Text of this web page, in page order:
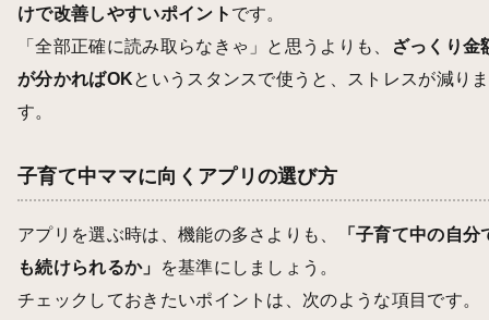
けで改善しやすいポイント です。
「全部正確に読み取らなきゃ」と思うよりも、
ざっくり金
が分かればOKというスタンスで使うと、ストレスが減りま
す。
子育て中ママに向くアプリの選び方
アプリを選ぶ時は、機能の多さよりも、
「子育て中の自分
も続けられるか」
を基準にしましょう。
チェックしておきたいポイントは、次のような項目です。